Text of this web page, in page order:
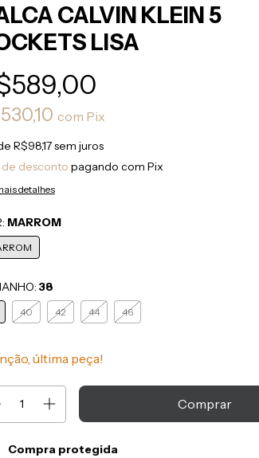
CALVIN KLEIN 5
LISA
com Pix
R$98,17sem juros
de desconto pagando com Pix
detalhes
MARROM
38
40 42 44 46
última peça!
Compra protegida